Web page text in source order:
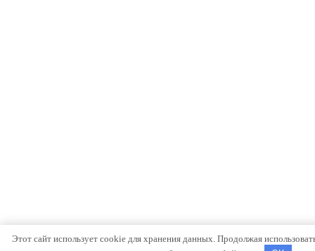
Этот сайт использует cookie для хранения данных. Продолжая